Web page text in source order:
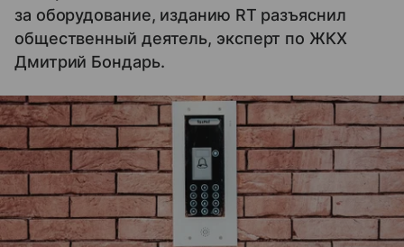
за оборудование, изданию RT разъяснил
общественный деятель, эксперт по ЖКХ
Дмитрий Бондарь.